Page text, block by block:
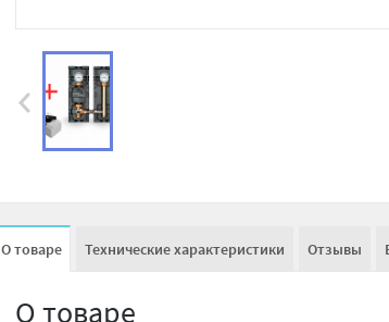
О товаре Технические характеристики Отзывы
О товаре